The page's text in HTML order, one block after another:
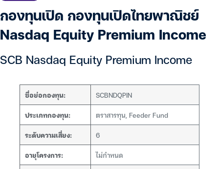
กองทุนเปิด กองทุนเปิดไทยพาณิชย์
Nasdaq Equity Premium Income
SCB Nasdaq Equity Premium Income
ชื่อย่อกองทุน:
SCBNDQPIN
ประเภทกองทุน:
ตราสารทุน, Feeder Fund
ระดับความเสี่ยง:
6
อายุโครงการ:
ไม่กำหนด